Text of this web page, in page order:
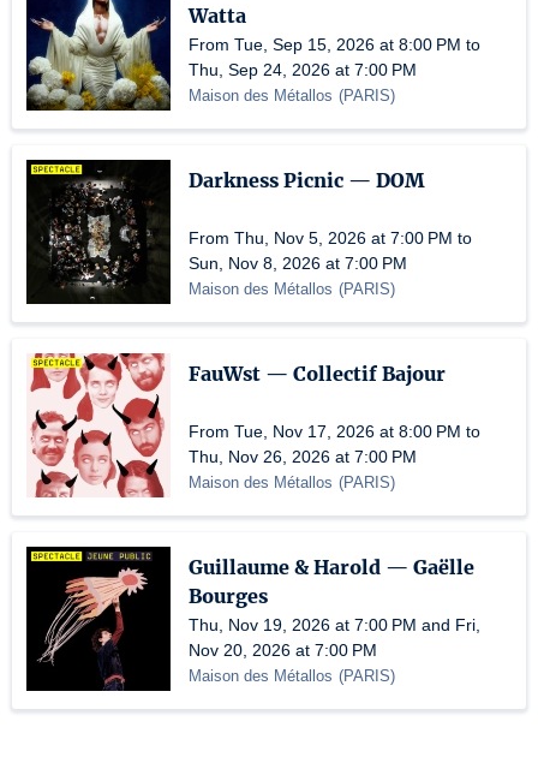
Watta
From Tue, Sep 15, 2026 at 8:00 PM to
Thu, Sep 24, 2026 at 7:00 PM
Maison des Métallos (PARIS)
Darkness Picnic — DOM
From Thu, Nov 5, 2026 at 7:00 PM to
Sun, Nov 8, 2026 at 7:00 PM
Maison des Métallos (PARIS)
FauWst — Collectif Bajour
From Tue, Nov 17, 2026 at 8:00 PM to
Thu, Nov 26, 2026 at 7:00 PM
Maison des Métallos (PARIS)
Guillaume & Harold — Gaëlle
Bourges
Thu, Nov 19, 2026 at 7:00 PM and Fri,
Nov 20, 2026 at 7:00 PM
Maison des Métallos (PARIS)